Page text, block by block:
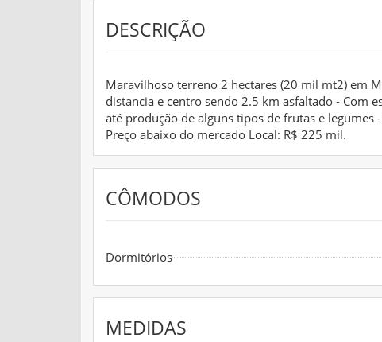
DESCRIÇÃO
Maravilhoso terreno 2 hectares (20 mil mt2) em
distancia e centro sendo 2.5 km asfaltado - Com
até produção de alguns tipos de frutas e legumes
Preço abaixo do mercado Local: R$ 225 mil.
CÔMODOS
Dormitórios
MEDIDAS